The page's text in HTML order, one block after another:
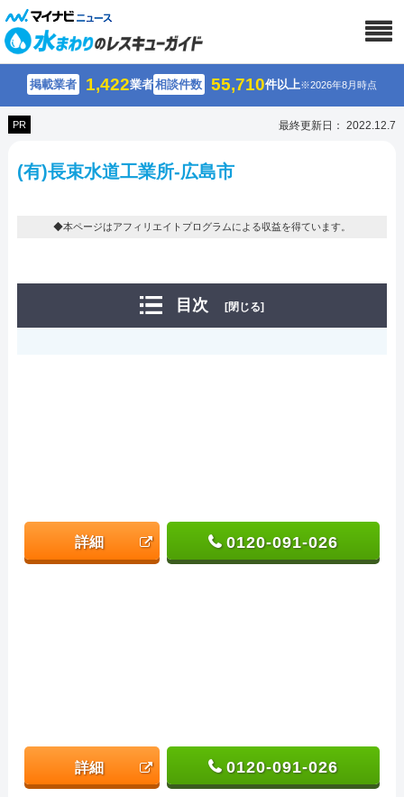
掲載業者 1,422業者相談件数 55,710件以上※2026年8月時点
PR 最終更新日： 2022.12.7
(有)長束水道工業所-広島市
◆本ページはアフィリエイトプログラムによる収益を得ています。
目次 [閉じる]
詳細 0120-091-026
詳細 0120-091-026